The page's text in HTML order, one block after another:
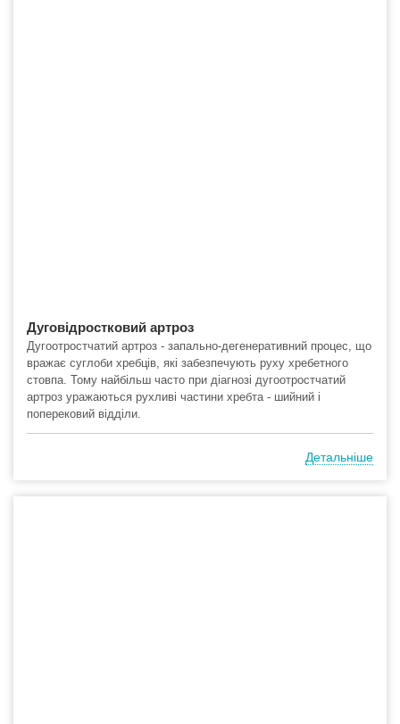
Дуговідростковий артроз
Дугоотростчатий артроз - запально-дегенеративний процес, що
вражає суглоби хребців, які забезпечують руху хребетного
стовпа. Тому найбільш часто при діагнозі дугоотростчатий
артроз уражаються рухливі частини хребта - шийний і
поперековий відділи.
Детальніше